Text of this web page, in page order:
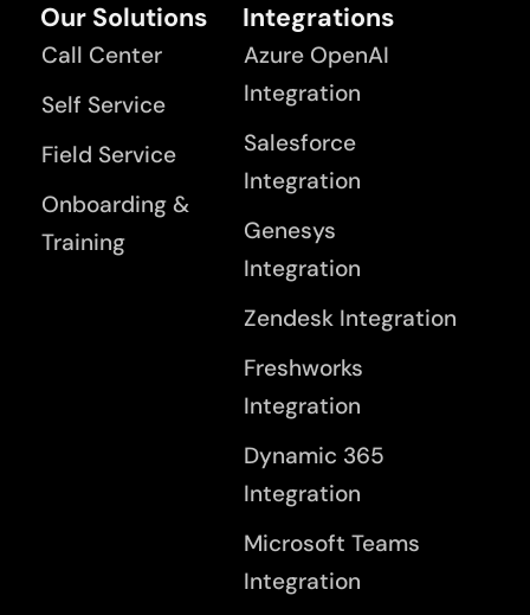
Our Solutions
Call Center
Self Service
Field Service
Onboarding &
Training
Integrations
Azure OpenAI
Integration
Salesforce
Integration
Genesys
Integration
Zendesk Integration
Freshworks
Integration
Dynamic 365
Integration
Microsoft Teams
Integration